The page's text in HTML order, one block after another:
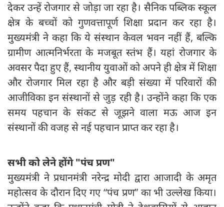
देकर उन्हें रोजगार से जोड़ा जा रहा है। सैनिक पब्लिक स्कूल
क्षेत्र के बच्चों को गुणवत्तापूर्ण शिक्षा प्रदान कर रहा है।
मुख्यमंत्री ने कहा कि ये संस्थान केवल भवन नहीं हैं, बल्कि
ग्रामीण आत्मनिर्भरता के मजबूत स्तंभ हैं। यहां रोजगार के
अवसर पैदा हुए हैं, स्थानीय युवाओं को अपने ही क्षेत्र में शिक्षा
और रोजगार मिल रहा है और बड़ी संख्या में परिवारों की
आजीविका इन संस्थानों से जुड़ रही है। उन्होंने कहा कि एक
समय पहचान के संकट से जूझने वाला मऊ आज इन
संस्थानों की वजह से नई पहचान प्राप्त कर रहा है।
सभी को लेने होंगे "पंच प्रण"
मुख्यमंत्री ने प्रधानमंत्री नरेन्द्र मोदी द्वारा आजादी के अमृत
महोत्सव के दौरान दिए गए “पंच प्रण” का भी उल्लेख किया।